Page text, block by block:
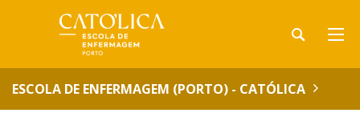
ESCOLA DE ENFERMAGEM (PORTO) - CATÓLICA